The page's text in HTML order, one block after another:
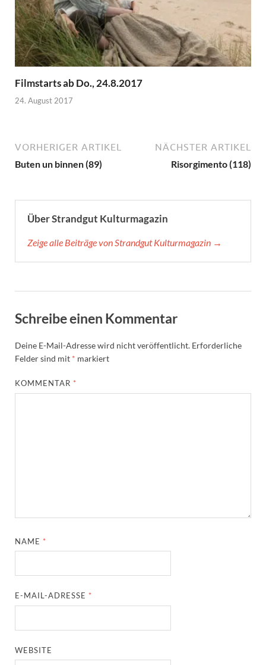
Filmstarts ab Do., 24.8.2017
24. August 2017
VORHERIGER ARTIKEL
Buten un binnen (89)
NÄCHSTER ARTIKEL
Risorgimento (118)
Über Strandgut Kulturmagazin
Zeige alle Beiträge von Strandgut Kulturmagazin →
Schreibe einen Kommentar
Deine E-Mail-Adresse wird nicht veröffentlicht. Erforderliche
Felder sind mit * markiert
KOMMENTAR *
NAME *
E-MAIL-ADRESSE *
WEBSITE